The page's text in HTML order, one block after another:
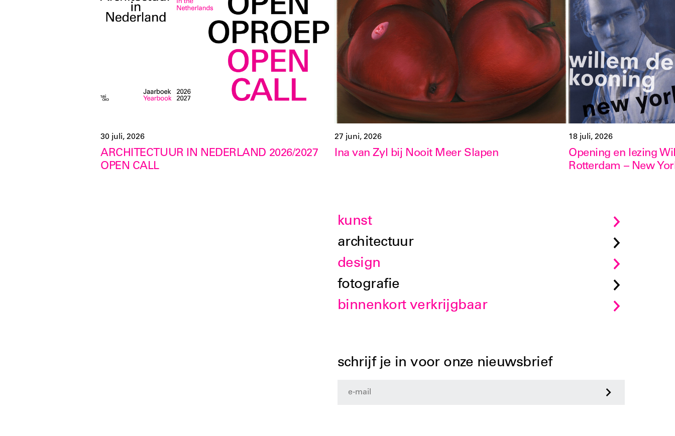
30 juli, 2026
ARCHITECTUUR IN NEDERLAND 2026/2027
OPEN CALL
27 juni, 2026
Ina van Zyl bij Nooit Meer Slapen
18 juli, 2026
Opening en lezing
Rotterdam – New
kunst
architectuur
design
fotografie
binnenkort verkrijgbaar
schrijf je in voor onze nieuwsbrief